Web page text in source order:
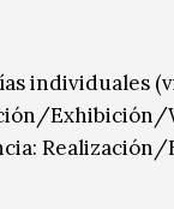
individuales
Exhibición/
Realización/